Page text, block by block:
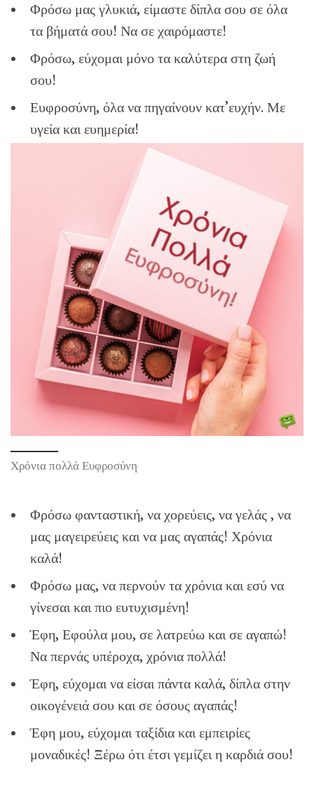
Φρόσω μας γλυκιά, είμαστε δίπλα σου σε όλα
τα βήματά σου! Να σε χαιρόμαστε!
Φρόσω, εύχομαι μόνο τα καλύτερα στη ζωή
σου!
Ευφροσύνη, όλα να πηγαίνουν κατ’ευχήν. Με
υγεία και ευημερία!
Χρόνια πολλά Ευφροσύνη
Φρόσω φανταστική, να χορεύεις, να γελάς , να
μας μαγειρεύεις και να μας αγαπάς! Χρόνια
καλά!
Φρόσω μας, να περνούν τα χρόνια και εσύ να
γίνεσαι και πιο ευτυχισμένη!
Έφη, Εφούλα μου, σε λατρεύω και σε αγαπώ!
Να περνάς υπέροχα, χρόνια πολλά!
Έφη, εύχομαι να είσαι πάντα καλά, δίπλα στην
οικογένειά σου και σε όσους αγαπάς!
Έφη μου, εύχομαι ταξίδια και εμπειρίες
μοναδικές! Ξέρω ότι έτσι γεμίζει η καρδιά σου!